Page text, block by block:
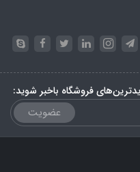
فروشگاه باخبر شوید:
عضویت